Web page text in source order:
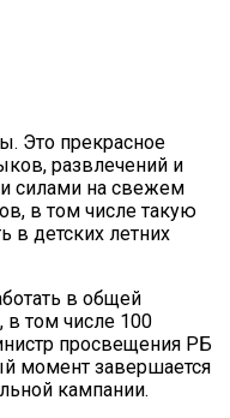
Это прекрасное
развлечений и
силами на свежем
в том числе такую
в детских летних
в общей
в том числе 100
просвещения РБ
момент завершается
кампании.